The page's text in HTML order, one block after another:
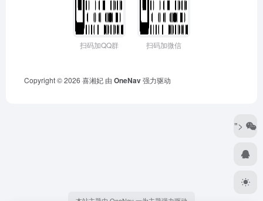
扫码加QQ群 扫码加微信
Copyright © 2026 喜湘妃 由 OneNav强力驱动
">